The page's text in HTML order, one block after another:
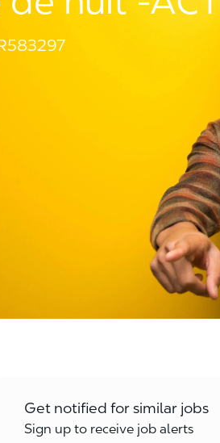
Get notified for similar jobs
Sign up to receive job alerts